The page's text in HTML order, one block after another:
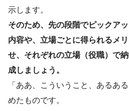
示します。
そのため、先の段階でピックア
内容や、立場ごとに得られるメ
せ、それぞれの立場（役職）で
成しましょう。
「ああ、こういうこと、あるあ
めたものです。